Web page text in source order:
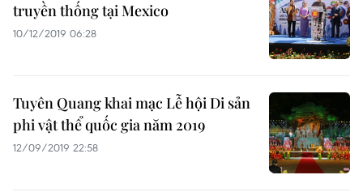
truyền thống tại Mexico
10/12/2019 06:28
Tuyên Quang khai mạc Lễ hội Di sản
phi vật thể quốc gia năm 2019
12/09/2019 22:58